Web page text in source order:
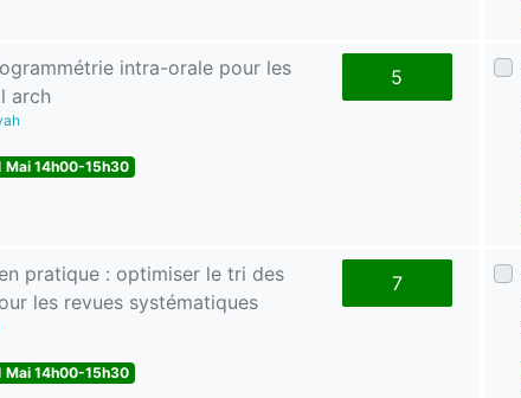
intra-orale pour les
arch
Mai 14h00-15h30
5
pratique : optimiser le tri des
les revues systématiques
Mai 14h00-15h30
7